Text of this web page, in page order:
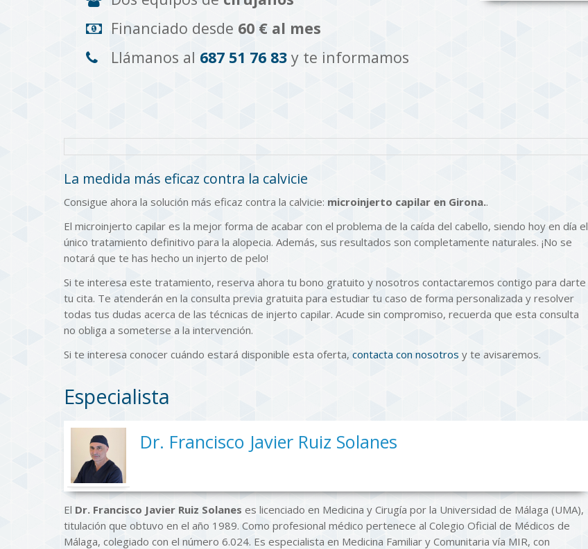
Financiado desde 60 € al mes
Llámanos al 687 51 76 83 y te informamos
La medida más eficaz contra la calvicie
Consigue ahora la solución más eficaz contra la calvicie: microinjerto capilar en Girona..
El microinjerto capilar es la mejor forma de acabar con el problema de la caída del cabello, siendo hoy en día el
único tratamiento definitivo para la alopecia. Además, sus resultados son completamente naturales. ¡No se
notará que te has hecho un injerto de pelo!
Si te interesa este tratamiento, reserva ahora tu bono gratuito y nosotros contactaremos contigo para darte
tu cita. Te atenderán en la consulta previa gratuita para estudiar tu caso de forma personalizada y resolver
todas tus dudas acerca de las técnicas de injerto capilar. Acude sin compromiso, recuerda que esta consulta
no obliga a someterse a la intervención.
Si te interesa conocer cuándo estará disponible esta oferta, contacta con nosotros y te avisaremos.
Especialista
Dr. Francisco Javier Ruiz Solanes
El Dr. Francisco Javier Ruiz Solanes es licenciado en Medicina y Cirugía por la Universidad de Málaga (UMA),
titulación que obtuvo en el año 1989. Como profesional médico pertenece al Colegio Oficial de Médicos de
Málaga, colegiado con el número 6.024. Es especialista en Medicina Familiar y Comunitaria vía MIR, con